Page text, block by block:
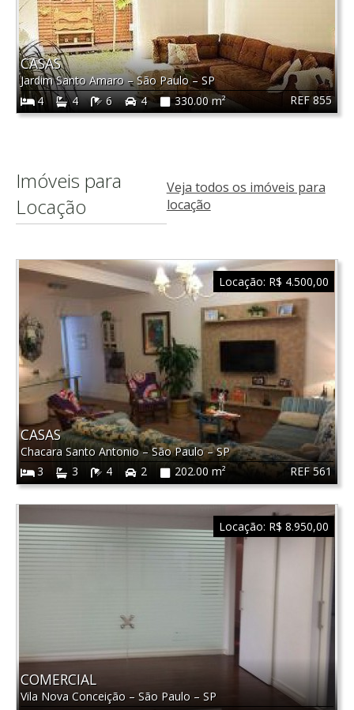
REF 855
CASAS
Jardim Santo Amaro–São Paulo–SP
4
4 6 4 330.00 m²
Imóveis para
Locação
Veja todos os imóveis para
locação
REF 561
CASAS
Chacara Santo Antonio–São Paulo–SP
3
3 4 2 202.00 m²
Locação: R$ 4.500,00
COMERCIAL
Vila Nova Conceição – São Paulo – SP
Locação: R$ 8.950,00